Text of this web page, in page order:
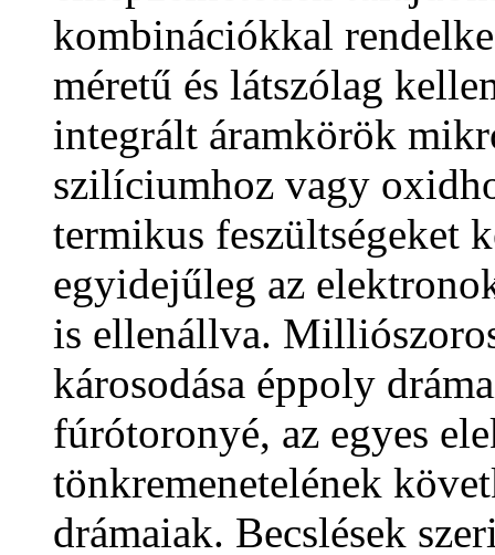
kombinációkkal
méretű és látszólag
integrált áramkörök
szilíciumhoz vagy
termikus feszültségeket
egyidejűleg az
is ellenállva.
károsodása éppoly
fúrótoronyé, az egyes
tönkremenetelének
drámaiak. Becslések